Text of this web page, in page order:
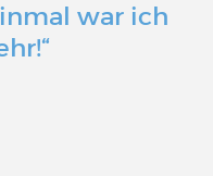
war ich